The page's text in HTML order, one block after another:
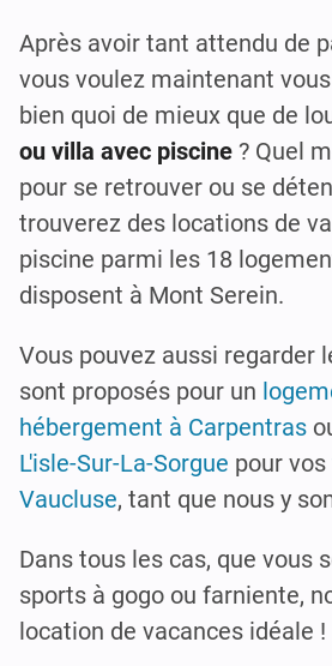
Après avoir tant attendu de
vous voulez maintenant
bien quoi de mieux que de
ou villa avec piscine ? Quel
pour se retrouver ou se
trouverez des locations de
piscine parmi les 18
disposent à Mont Serein.
Vous pouvez aussi regarder
sont proposés pour un
hébergement à Carpentras
L'isle-Sur-La-Sorgue pour vos
Vaucluse, tant que nous y
Dans tous les cas, que vous
sports à gogo ou farniente,
location de vacances idéale !